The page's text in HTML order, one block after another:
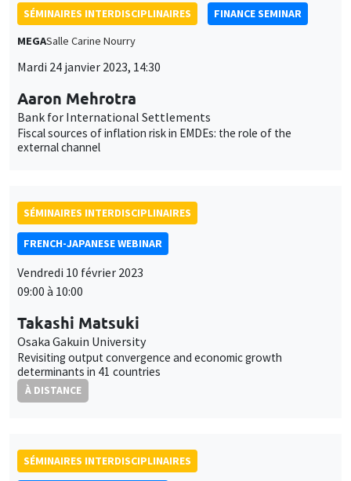
SÉMINAIRES INTERDISCIPLINAIRES
FINANCE SEMINAR
MEGASalle Carine Nourry
Mardi 24 janvier 2023, 14:30
Aaron Mehrotra
Bank for International Settlements
Fiscal sources of inflation risk in EMDEs: the role of the
external channel
SÉMINAIRES INTERDISCIPLINAIRES
FRENCH-JAPANESE WEBINAR
Vendredi 10 février 2023
09:00 à 10:00
Takashi Matsuki
Osaka Gakuin University
Revisiting output convergence and economic growth
determinants in 41 countries
À DISTANCE
SÉMINAIRES INTERDISCIPLINAIRES